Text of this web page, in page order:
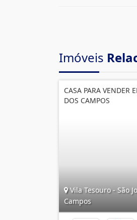
Imóveis
CASA PARA VENDER
DOS CAMPOS
Vila Tesouro - São
Campos